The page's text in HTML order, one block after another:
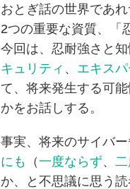
おとぎ話の世界であ
2つの重要な資質、「
今回は、忍耐強さと
キュリティ 、 エキス
て、将来発生する可
かをお話しする。
事実、将来のサイバ
にも （一度ならず、
か、と不思議に思う